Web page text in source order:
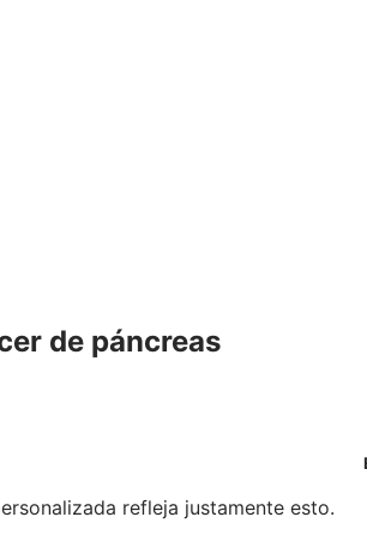
de páncreas
refleja justamente esto.